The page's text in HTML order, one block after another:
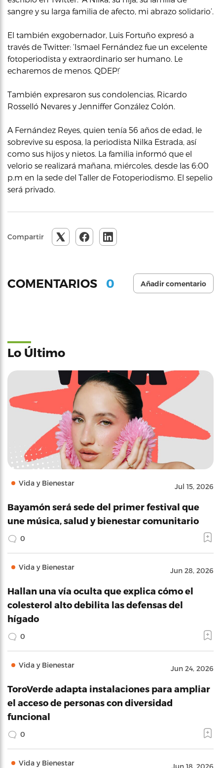
sangre y su larga familia de afecto, mi abrazo solidario’.
El también exgobernador, Luis Fortuño expresó a
través de Twitter: ‘Ismael Fernández fue un excelente
fotoperiodista y extraordinario ser humano. Le
echaremos de menos. QDEP!’
También expresaron sus condolencias, Ricardo
Rosselló Nevares y Jenniffer González Colón.
A Fernández Reyes, quien tenía 56 años de edad, le
sobrevive su esposa, la periodista Nilka Estrada, así
como sus hijos y nietos. La familia informó que el
velorio se realizará mañana, miércoles, desde las 6:00
p.m en la sede del Taller de Fotoperiodismo. El sepelio
será privado.
Compartir
COMENTARIOS 0 Añadir comentario
Lo Último
Vida y Bienestar Jul 15, 2026
Bayamón será sede del primer festival que
une música, salud y bienestar comunitario
0
Vida y Bienestar Jun 28, 2026
Hallan una vía oculta que explica cómo el
colesterol alto debilita las defensas del
hígado
0
Vida y Bienestar Jun 24, 2026
ToroVerde adapta instalaciones para ampliar
el acceso de personas con diversidad
funcional
0
Vida y Bienestar Jun 18, 2026